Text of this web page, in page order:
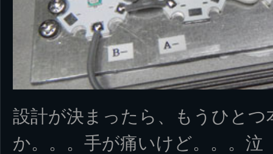
設計が決まったら、もうひと
か。。。手が痛いけど。。。泣